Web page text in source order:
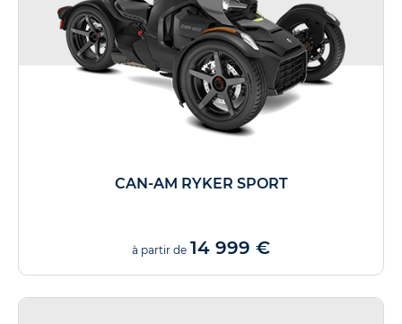
CAN-AM RYKER SPORT
à partir de 14 999 €